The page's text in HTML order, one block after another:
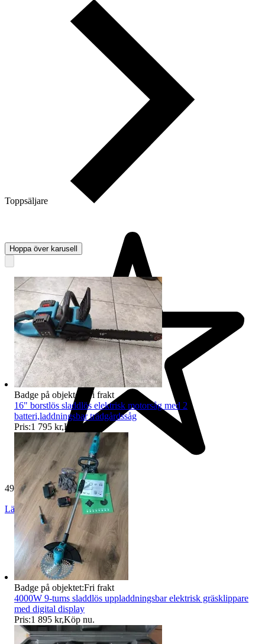
Toppsäljare
499 omdömen
Läs omdömen Följ
Hoppa över karusell
Badge på objektet:
Fri frakt
16" borstlös sladdlös elektrisk motorsåg med 2
batteri,laddningsbar trädgårdssåg
Pris:1 795 kr,Köp nu
Badge på objektet:Fri frakt
4000W 9-tums sladdlös uppladdningsbar elektrisk gräsklippare
med digital display
Pris:1 895 kr,Köp nu.